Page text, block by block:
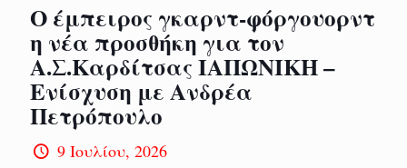
Ο έμπειρος γκαρντ-φόργουορντ
η νέα προσθήκη για τον
Α.Σ.Καρδίτσας ΙΑΠΩΝΙΚΗ –
Ενίσχυση με Ανδρέα
Πετρόπουλο
9 Ιουλίου, 2026